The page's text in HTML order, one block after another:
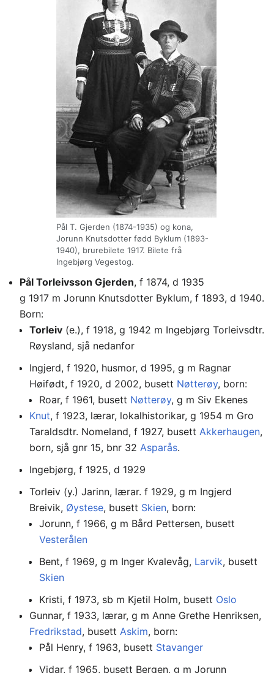
Pål T. Gjerden (1874-1935) og kona,
Jorunn Knutsdotter fødd Byklum (1893-
1940), brurebilete 1917. Bilete frå
Ingebjørg Vegestog.
Pål Torleivsson Gjerden, f 1874, d 1935
g 1917 m Jorunn Knutsdotter Byklum, f 1893, d 1940.
Born:
Torleiv (e.), f 1918, g 1942 m Ingebjørg Torleivsdtr.
Røysland, sjå nedanfor
Ingjerd, f 1920, husmor, d 1995, g m Ragnar
Høifødt, f 1920, d 2002, busett Nøtterøy, born:
Roar, f 1961, busett Nøtterøy, g m Siv Ekenes
Knut, f 1923, lærar, lokalhistorikar, g 1954 m Gro
Taraldsdtr. Nomeland, f 1927, busett Akkerhaugen,
born, sjå gnr 15, bnr 32 Asparås.
Ingebjørg, f 1925, d 1929
Torleiv (y.) Jarinn, lærar. f 1929, g m Ingjerd
Breivik, Øystese, busett Skien, born:
Jorunn, f 1966, g m Bård Pettersen, busett
Vesterålen
Bent, f 1969, g m Inger Kvalevåg, Larvik, busett
Skien
Kristi, f 1973, sb m Kjetil Holm, busett Oslo
Gunnar, f 1933, lærar, g m Anne Grethe Henriksen,
Fredrikstad, busett Askim, born:
Pål Henry, f 1963, busett Stavanger
Vidar, f 1965, busett Bergen, g m Jorunn